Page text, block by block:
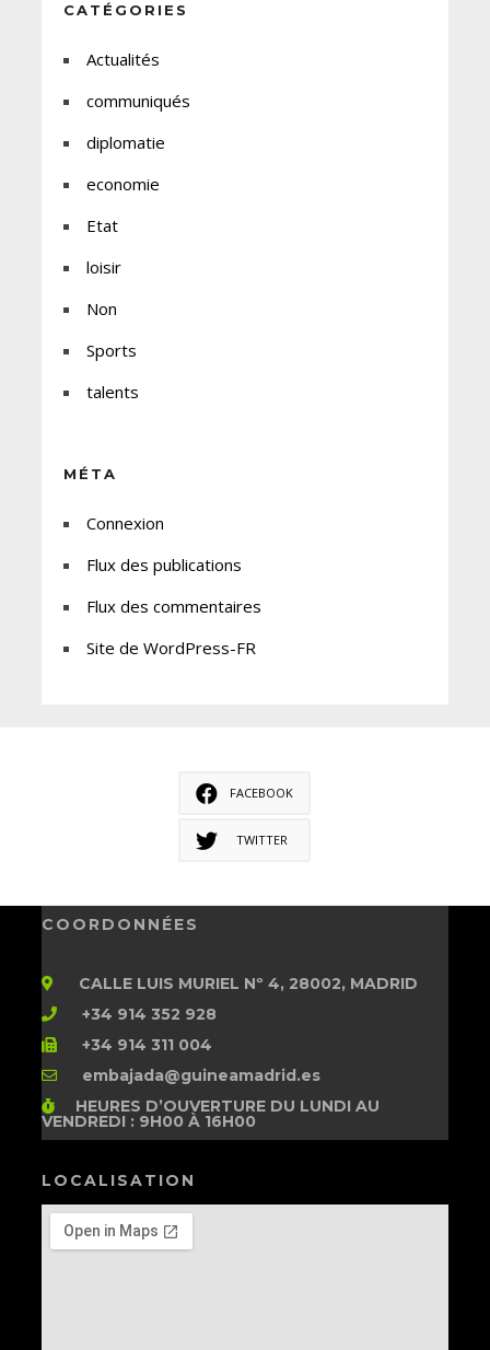
CATÉGORIES
Actualités
communiqués
diplomatie
economie
Etat
loisir
Non
Sports
talents
MÉTA
Connexion
Flux des publications
Flux des commentaires
Site de WordPress-FR
FACEBOOK
TWITTER
COORDONNÉES
CALLE LUIS MURIEL Nº 4, 28002, MADRID
+34 914 352 928
+34 914 311 004
embajada@guineamadrid.es
HEURES D’OUVERTUREDU LUNDI AU
VENDREDI : 9H00 À 16H00
LOCALISATION